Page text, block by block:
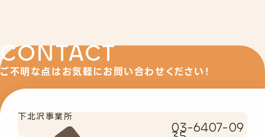
CONTACT
ご不明な点はお気軽にお問い合わせください！
下北沢事業所
03-6407-09